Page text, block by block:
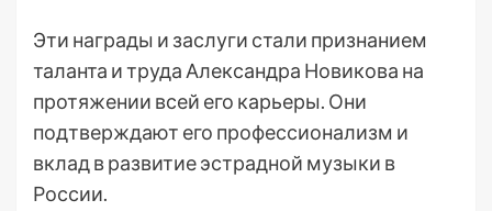
Эти награды и заслуги стали признанием
таланта и труда Александра Новикова на
протяжении всей его карьеры. Они
подтверждают его профессионализм и
вклад в развитие эстрадной музыки в
России.